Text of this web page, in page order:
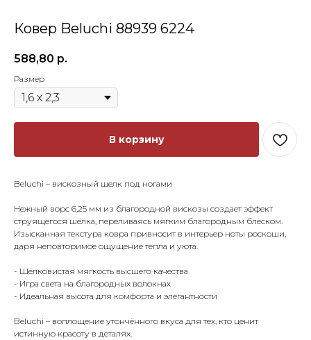
Ковер Beluchi 88939 6224
588,80 р.
Размер
В корзину
Beluchi – вискозный шелк под ногами
Нежный ворс 6,25 мм из благородной вискозы создает эффект
струящегося шёлка, переливаясь мягким благородным блеском.
Изысканная текстура ковра привносит в интерьер ноты роскоши,
даря неповторимое ощущение тепла и уюта.
- Шелковистая мягкость высшего качества
- Игра света на благородных волокнах
- Идеальная высота для комфорта и элегантности
Beluchi – воплощение утончённого вкуса для тех, кто ценит
истинную красоту в деталях.